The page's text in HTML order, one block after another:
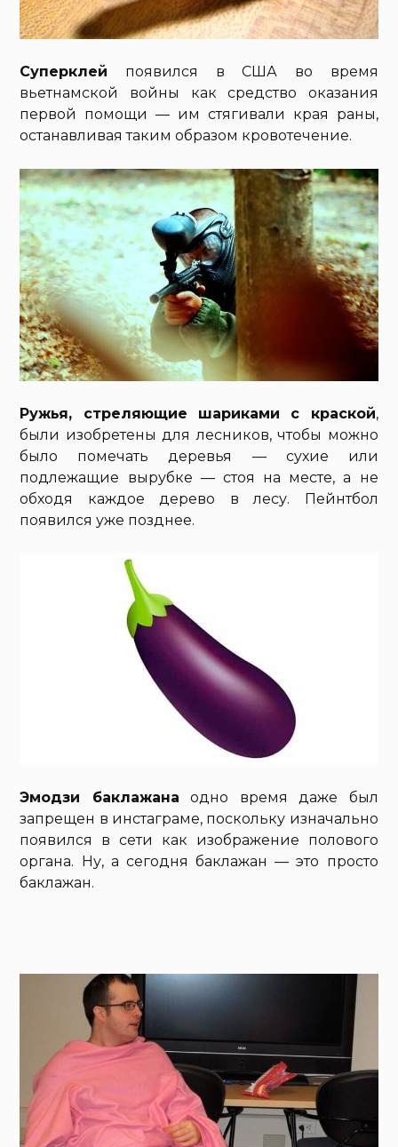
Суперклей появился в США во время
вьетнамской войны как средство оказания
первой помощи — им стягивали края раны,
останавливая таким образом кровотечение.
Ружья, стреляющие шариками с краской,
были изобретены для лесников, чтобы можно
было помечать деревья — сухие или
подлежащие вырубке — стоя на месте, а не
обходя каждое дерево в лесу. Пейнтбол
появился уже позднее.
Эмодзи баклажана одно время даже был
запрещен в инстаграме, поскольку изначально
появился в сети как изображение полового
органа. Ну, а сегодня баклажан — это просто
баклажан.